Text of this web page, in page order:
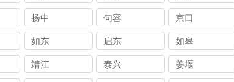
扬中 句容 京口
如东 启东 如皋
靖江 泰兴 姜堰